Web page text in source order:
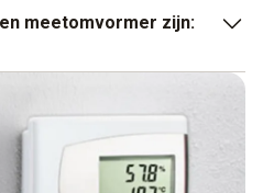
meetomvormer zijn:
metingen,
vochtigheid.